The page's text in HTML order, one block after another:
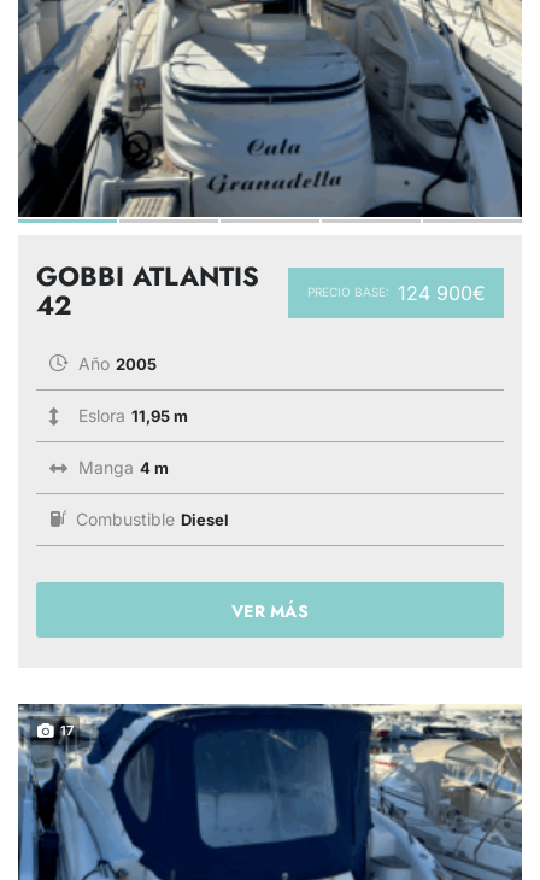
PRECIO BASE: 124 900€
GOBBI ATLANTIS
42
Año 2005
Eslora 11,95 m
Manga 4 m
Combustible Diesel
VER MÁS
17